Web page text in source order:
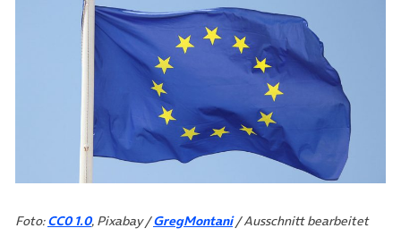
Foto:CC0 1.0, Pixabay /GregMontani/ Ausschnitt bearbeitet